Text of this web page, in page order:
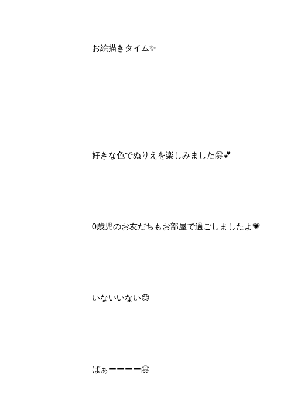
お絵描きタイム✨
好きな色でぬりえを楽しみました🤗💕
0歳児のお友だちもお部屋で過ごしましたよ💗
いないいない😊
ばぁーーーー🤗